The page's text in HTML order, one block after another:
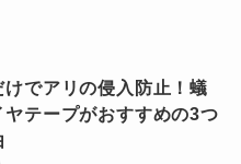
けでアリの侵入防止！蟻
ヤテープがおすすめの3つ